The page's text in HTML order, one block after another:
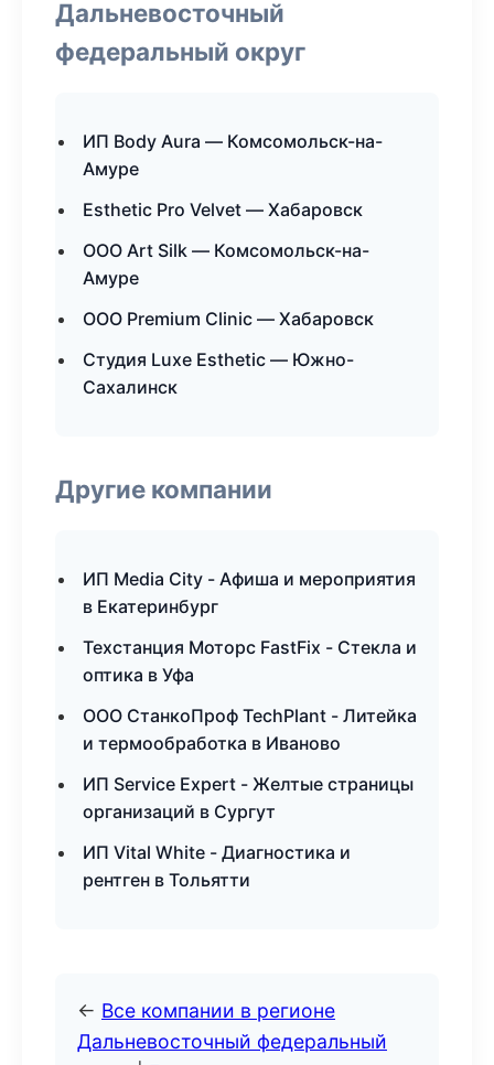
Дальневосточный
федеральный округ
ИП Body Aura — Комсомольск-на-
Амуре
Esthetic Pro Velvet — Хабаровск
ООО Art Silk — Комсомольск-на-
Амуре
ООО Premium Clinic — Хабаровск
Студия Luxe Esthetic — Южно-
Сахалинск
Другие компании
ИП Media City - Афиша и мероприятия
в Екатеринбург
Техстанция Моторс FastFix - Стекла и
оптика в Уфа
ООО СтанкоПроф TechPlant - Литейка
и термообработка в Иваново
ИП Service Expert - Желтые страницы
организаций в Сургут
ИП Vital White - Диагностика и
рентген в Тольятти
← Все компании в регионе
Дальневосточный федеральный